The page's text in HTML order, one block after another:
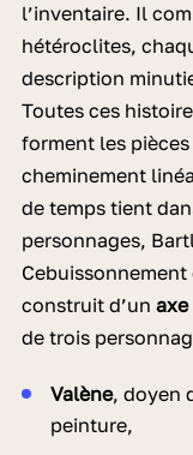
l’inventaire. Il
hétéroclites,
description
Toutes ces
forment les
cheminement
de temps tient
personnages,
Cebuissonnement
construit d’un
de trois
Valène, doyen
peinture,